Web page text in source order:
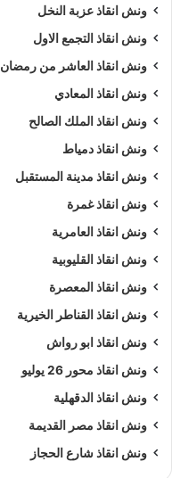
ونش انقاذ عزبة النخل
ونش انقاذ التجمع الاول
ونش انقاذ العاشر من رمضان
ونش انقاذ المعادي
ونش انقاذ الملك الصالح
ونش انقاذ دمياط
ونش انقاذ مدينة المستقبل
ونش انقاذ غمرة
ونش انقاذ العامرية
ونش انقاذ القليوبية
ونش انقاذ المعصرة
ونش انقاذ القناطر الخيرية
ونش انقاذ ابو رواش
ونش انقاذ محور 26 يوليو
ونش انقاذ الدقهلية
ونش انقاذ مصر القديمة
ونش انقاذ شارع الحجاز